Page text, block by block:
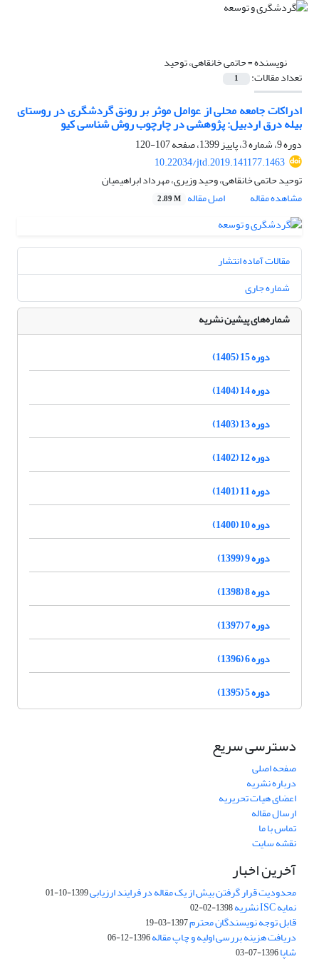
نویسنده =حاتمی خانقاهی، توحید
تعداد مقالات: 1
ادراکات جامعه محلی از عوامل موثر بر رونق گردشگری در روستای
بیله درق اردبیل: پژوهشی در چارچوب روش شناسی کیو
دوره 9، شماره 3، پاییز 1399، صفحه
107-120
10.22034/jtd.2019.141177.1463
توحید حاتمی خانقاهی، وحید وزیری، مهرداد ابراهیمیان
مشاهده مقاله
اصل مقاله 2.89 M
مقالات آماده انتشار
شماره جاری
شماره‌های پیشین نشریه
دوره 15 (1405)
دوره 14 (1404)
دوره 13 (1403)
دوره 12 (1402)
دوره 11 (1401)
دوره 10 (1400)
دوره 9 (1399)
دوره 8 (1398)
دوره 7 (1397)
دوره 6 (1396)
دوره 5 (1395)
دسترسی سریع
صفحه اصلی
درباره نشریه
اعضای هیات تحریریه
ارسال مقاله
تماس با ما
نقشه سایت
آخرین اخبار
محدودیت قرار گرفتن بیش از یک مقاله در فرایند ارزیابی1399-10-01
نمایه ISC نشریه 1398-02-02
قابل توجه نویسندگان محترم1397-03-19
دریافت هزینه بررسی اولیه و چاپ مقاله1396-12-06
شاپا1396-07-03